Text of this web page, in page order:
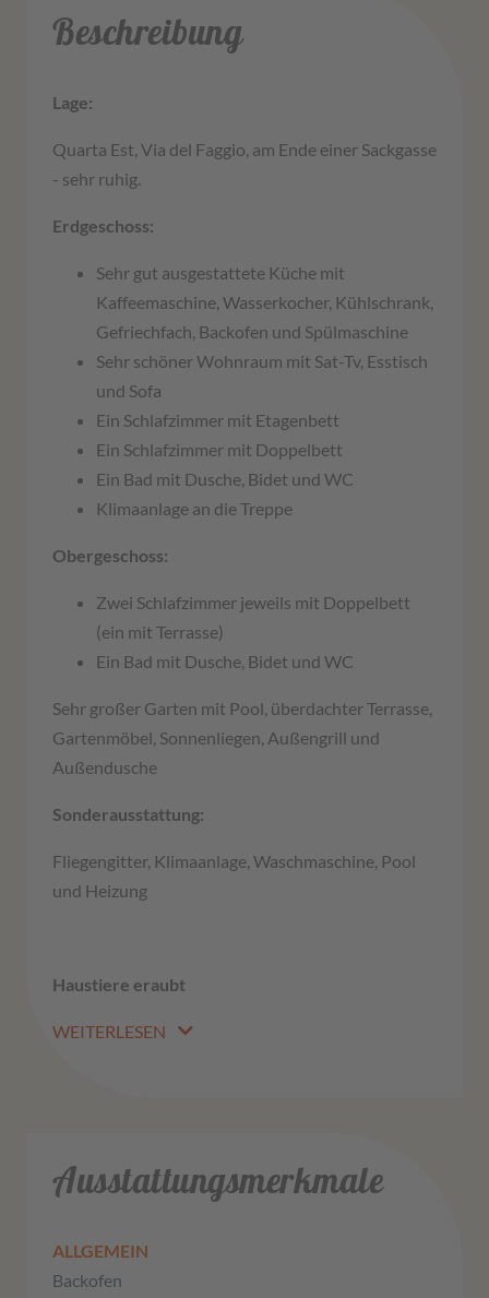
Beschreibung
Lage:
Quarta Est, Via del Faggio, am Ende einer Sackgasse
- sehr ruhig.
Erdgeschoss:
Sehr gut ausgestattete Küche mit
Kaffeemaschine, Wasserkocher, Kühlschrank,
Gefriechfach, Backofen und Spülmaschine
Sehr schöner Wohnraum mit Sat-Tv, Esstisch
und Sofa
Ein Schlafzimmer mit Etagenbett
Ein Schlafzimmer mit Doppelbett
Ein Bad mit Dusche, Bidet und WC
Klimaanlage an die Treppe
Obergeschoss:
Zwei Schlafzimmer jeweils mit Doppelbett
(ein mit Terrasse)
Ein Bad mit Dusche, Bidet und WC
Sehr großer Garten mit Pool, überdachter Terrasse,
Gartenmöbel, Sonnenliegen, Außengrill und
Außendusche
Sonderausstattung:
Fliegengitter, Klimaanlage, Waschmaschine, Pool
und Heizung
Haustiere eraubt
WEITERLESEN
Ausstattungsmerkmale
ALLGEMEIN
Backofen